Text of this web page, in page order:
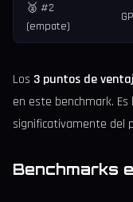
🥈 #2
(empate)
Los 3 puntos de
en este benchmark.
significativamente del
Benchmarks